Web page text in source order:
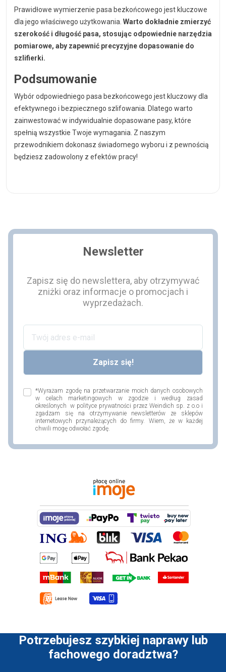
Prawidłowe wymierzenie pasa bezkońcowego jest kluczowe
dla jego właściwego użytkowania. Warto dokładnie zmierzyć
szerokość i długość pasa, stosując odpowiednie narzędzia
pomiarowe, aby zapewnić precyzyjne dopasowanie do
szlifierki.
Podsumowanie
Wybór odpowiedniego pasa bezkońcowego jest kluczowy dla
efektywnego i bezpiecznego szlifowania. Dlatego warto
zainwestować w indywidualnie dopasowane pasy, które
spełnią wszystkie Twoje wymagania. Z naszym
przewodnikiem dokonasz świadomego wyboru i z pewnością
będziesz zadowolony z efektów pracy!
Newsletter
Zapisz się do newslettera, aby otrzymywać
zniżki oraz informacje o promocjach i
wyprzedażach.
*Wyrażam zgodę na przetwarzanie moich danych osobowych
w celach marketingowych w zgodzie i według zasad
określonych w polityce prywatności przez Weindich sp. z o.o i
zgadzam się na otrzymywanie newsletterów ze sklepów
internetowych przynależących do firmy. Wiem, że w każdej
chwili mogę odwołać zgodę.
Potrzebujesz szybkiej naprawy lub
fachowego doradztwa?